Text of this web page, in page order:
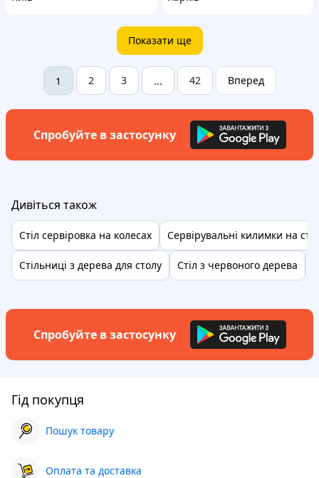
Показати ще
1 2 3 ... 42 Вперед
Спробуйте в застосунку
Дивіться також
Стіл сервіровка на колесах Сервірувальні килимки на стіл
Стільниці з дерева для столу Стіл з червоного дерева
Спробуйте в застосунку
Гід покупця
Пошук товару
Оплата та доставка